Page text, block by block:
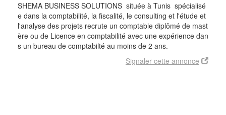
SHEMA BUSINESS SOLUTIONS située à Tunis spécialisé
e dans la comptabilité, la fiscalité, le consulting et l'étude et
l'analyse des projets recrute un comptable diplômé de mast
ère ou de Licence en comptabilité avec une expérience dan
s un bureau de comptabilté au moins de 2 ans.
Signaler cette annonce